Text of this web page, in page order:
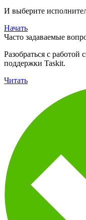
И выберите
Начать
Часто задаваемые
Разобраться с
поддержки Taskit.
Читать